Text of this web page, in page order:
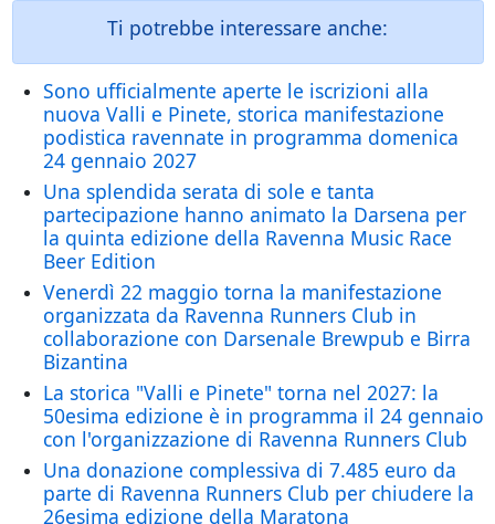
Ti potrebbe interessare anche:
Sono ufficialmente aperte le iscrizioni alla
nuova Valli e Pinete, storica manifestazione
podistica ravennate in programma domenica
24 gennaio 2027
Una splendida serata di sole e tanta
partecipazione hanno animato la Darsena per
la quinta edizione della Ravenna Music Race
Beer Edition
Venerdì 22 maggio torna la manifestazione
organizzata da Ravenna Runners Club in
collaborazione con Darsenale Brewpub e Birra
Bizantina
La storica "Valli e Pinete" torna nel 2027: la
50esima edizione è in programma il 24 gennaio
con l'organizzazione di Ravenna Runners Club
Una donazione complessiva di 7.485 euro da
parte di Ravenna Runners Club per chiudere la
26esima edizione della Maratona